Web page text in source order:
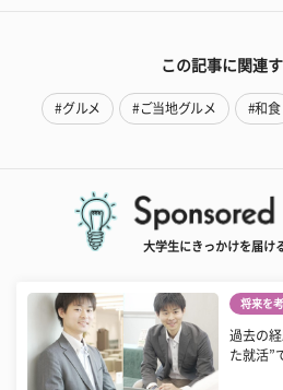
この記事に関連
#グルメ #ご当地グルメ #和食
大学生にきっかけを届け
将来を
過去の
た就活”